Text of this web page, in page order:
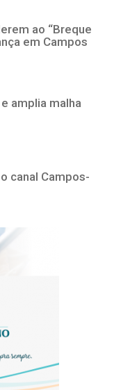
ao “Breque
em Campos
amplia malha
canal Campos-